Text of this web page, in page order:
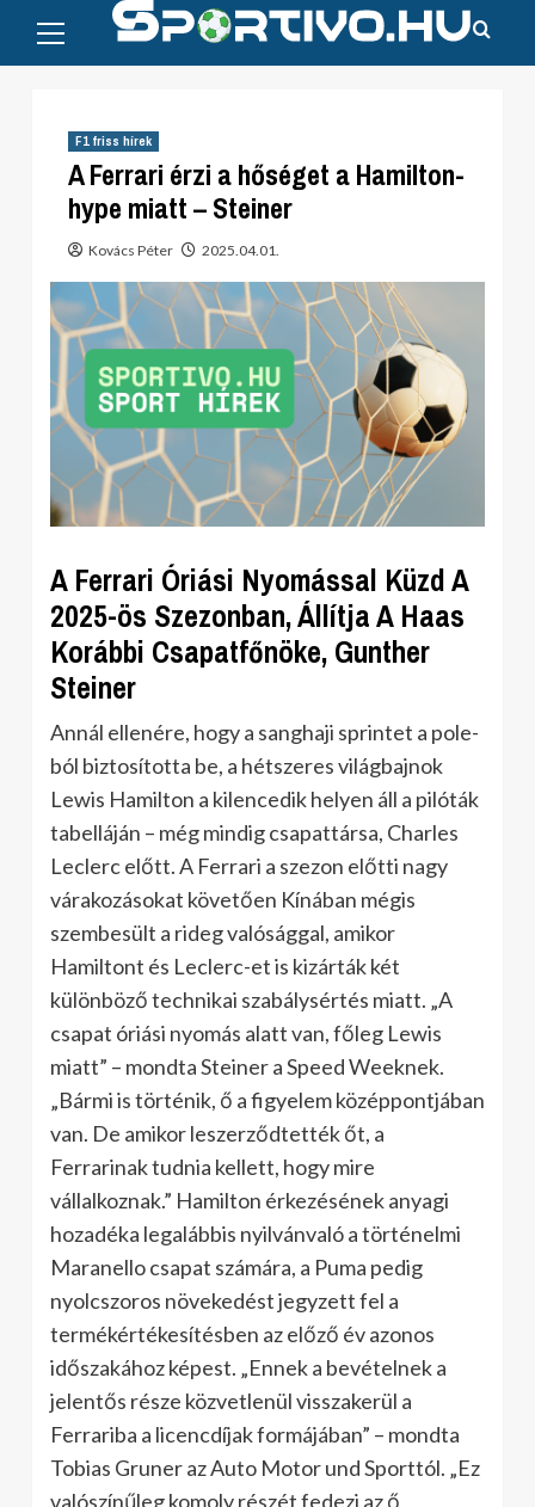
content
Menu
F1 friss hírek
A Ferrari érzi a hőséget a Hamilton-
hype miatt – Steiner
Kovács Péter 2025.04.01.
A Ferrari Óriási Nyomással Küzd A
2025-ös Szezonban, Állítja A Haas
Korábbi Csapatfőnöke, Gunther
Steiner
Annál ellenére, hogy a sanghaji sprintet a pole-
ból biztosította be, a hétszeres világbajnok
Lewis Hamilton a kilencedik helyen áll a pilóták
tabelláján – még mindig csapattársa, Charles
Leclerc előtt. A Ferrari a szezon előtti nagy
várakozásokat követően Kínában mégis
szembesült a rideg valósággal, amikor
Hamiltont és Leclerc-et is kizárták két
különböző technikai szabálysértés miatt. „A
csapat óriási nyomás alatt van, főleg Lewis
miatt” – mondta Steiner a Speed Weeknek.
„Bármi is történik, ő a figyelem középpontjában
van. De amikor leszerződtették őt, a
Ferrarinak tudnia kellett, hogy mire
vállalkoznak.” Hamilton érkezésének anyagi
hozadéka legalábbis nyilvánvaló a történelmi
Maranello csapat számára, a Puma pedig
nyolcszoros növekedést jegyzett fel a
termékértékesítésben az előző év azonos
időszakához képest. „Ennek a bevételnek a
jelentős része közvetlenül visszakerül a
Ferrariba a licencdíjak formájában” – mondta
Tobias Gruner az Auto Motor und Sporttól. „Ez
valószínűleg komoly részét fedezi az ő